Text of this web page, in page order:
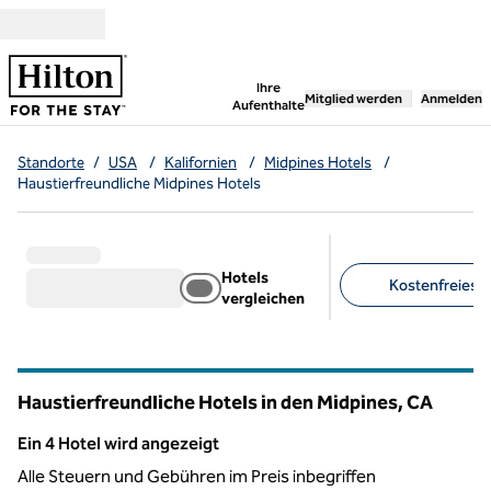
Ihre
Aufenthalte
,öffnet neue
Mitglied werden Anmelden
Standorte / USA / Kalifornien / Midpines Hotels
/
Haustierfreundliche Midpines Hotels
Hotels
vergleichen
Kostenfreies
Haustierfreundliche Hotels in den Midpines,CA
Ein 4 Hotel wird angezeigt
Ein 4 Hotel wird angezeigt
Alle Steuern und Gebühren im Preis inbegriffen